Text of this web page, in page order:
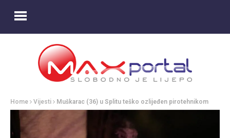
Home Vijesti Muškarac (36) u Splitu teško ozlijeđen pirotehnikom